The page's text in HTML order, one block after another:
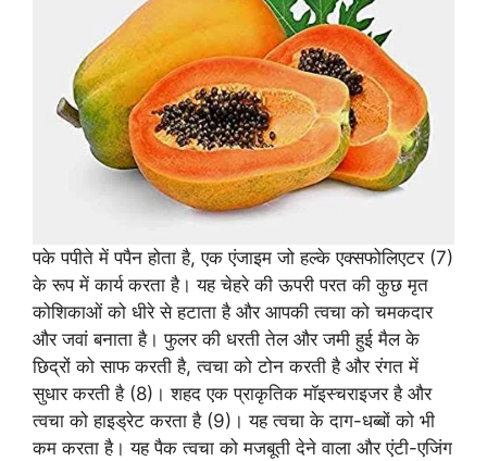
पके पपीते में पपैन होता है, एक एंजाइम जो हल्के एक्सफोलिएटर (7)
के रूप में कार्य करता है। यह चेहरे की ऊपरी परत की कुछ मृत
कोशिकाओं को धीरे से हटाता है और आपकी त्वचा को चमकदार
और जवां बनाता है। फुलर की धरती तेल और जमी हुई मैल के
छिद्रों को साफ करती है, त्वचा को टोन करती है और रंगत में
सुधार करती है (8)। शहद एक प्राकृतिक मॉइस्चराइजर है और
त्वचा को हाइड्रेट करता है (9)। यह त्वचा के दाग-धब्बों को भी
कम करता है। यह पैक त्वचा को मजबूती देने वाला और एंटी-एजिंग